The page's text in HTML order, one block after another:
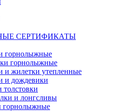
СЕРТИФИКАТЫ
горнолыжные
горнолыжные
и жилетки утепленные
и дождевики
толстовки
и лонгсливы
горнолыжные